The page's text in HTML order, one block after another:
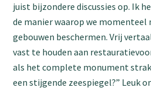
juist bijzondere discussies op. Ik
de manier waarop we
gebouwen beschermen. Vrij
vast te houden aan
als het complete monument
een stijgende zeespiegel?” Leuk